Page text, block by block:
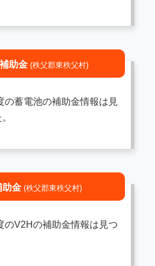
助金 (秩父郡東秩父村)
の蓄電池の補助金情報は見
助金 (秩父郡東秩父村)
のV2Hの補助金情報は見つ